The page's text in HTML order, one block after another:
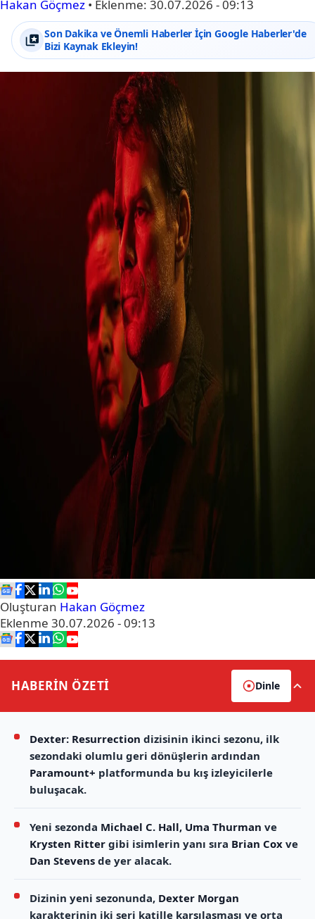
Hakan Göçmez • Eklenme: 30.07.2026 - 09:13
Son Dakika ve Önemli Haberler İçin Google Haberler'de
Bizi Kaynak Ekleyin!
Oluşturan Hakan Göçmez
Eklenme 30.07.2026 - 09:13
HABERİN ÖZETİ Dinle
Dexter: Resurrection dizisinin ikinci sezonu, ilk
sezondaki olumlu geri dönüşlerin ardından
Paramount+ platformunda bu kış izleyicilerle
buluşacak.
Yeni sezonda Michael C. Hall, Uma Thurman ve
Krysten Ritter gibi isimlerin yanı sıra Brian Cox ve
Dan Stevens de yer alacak.
Dizinin yeni sezonunda, Dexter Morgan
karakterinin iki seri katille karşılaşması ve orta